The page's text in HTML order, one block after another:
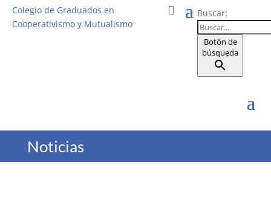
Colegio de Graduados en
Cooperativismo y Mutualismo
Buscar:
Botón de
búsqueda
Noticias